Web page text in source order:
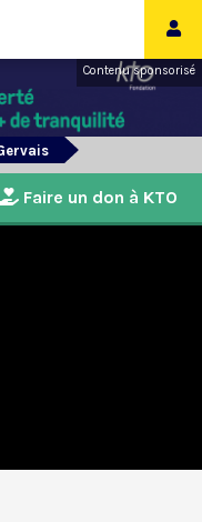
Contenu sponsorisé
Faire un don à KTO